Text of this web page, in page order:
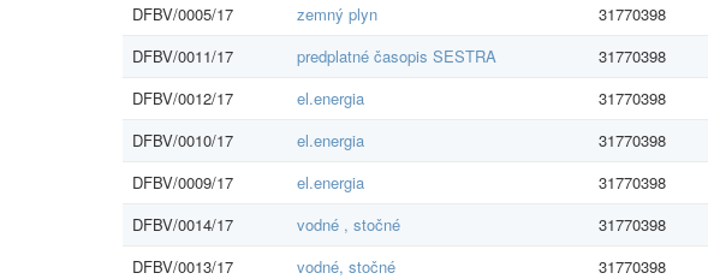
DFBV/0005/17
zemný plyn 31770398
DFBV/0011/17
predplatné časopis SESTRA 31770398
DFBV/0012/17
el.energia 31770398
DFBV/0010/17
el.energia 31770398
DFBV/0009/17
el.energia 31770398
DFBV/0014/17
vodné , stočné 31770398
DFBV/0013/17
vodné, stočné 31770398